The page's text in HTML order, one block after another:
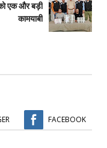
एक और बड़ी
कामयाबी
FACEBOOK